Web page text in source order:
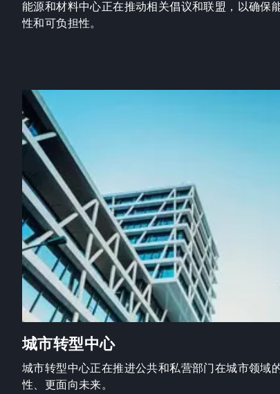
能源和材料中心正在推动相关倡议和联盟，以确保
性和可负担性。
城市转型中心
城市转型中心正在推进公共和私营部门在城市领域
性、更面向未来。